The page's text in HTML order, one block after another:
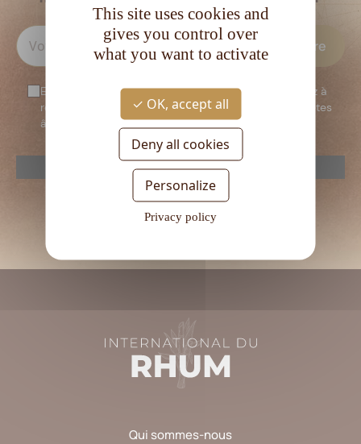
En vous inscrivant à notre newsletter, vous consentez à
recevoir notre newsletter. Vous confirmez que vous êtes
âgé d’au moins 18 ans.
reCAPTCHA is disabled. Allow
champ
vide.
Qui sommes-nous
This site uses cookies and
gives you control over
what you want to activate
OK, accept all
Deny all cookies
Personalize
Privacy policy